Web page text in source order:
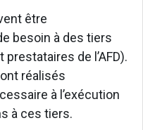
être
besoin à des tiers
de l’AFD).
réalisés
à l’exécution
à ces tiers.